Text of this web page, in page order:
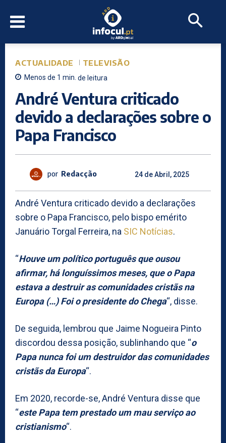
ACTUALIDADE TELEVISÃO
Menos de 1 min. de leitura
André Ventura criticado
devido a declarações sobre o
Papa Francisco
por Redacção 24 de Abril, 2025
André Ventura criticado devido a declarações
sobre o Papa Francisco, pelo bispo emérito
Januário Torgal Ferreira, na SIC Notícias.
“Houve um político português que ousou
afirmar, há longuíssimos meses, que o Papa
estava a destruir as comunidades cristãs na
Europa (…) Foi o presidente do Chega“, disse.
De seguida, lembrou que Jaime Nogueira Pinto
discordou dessa posição, sublinhando que “o
Papa nunca foi um destruidor das comunidades
cristãs da Europa“.
Em 2020, recorde-se, André Ventura disse que
“este Papa tem prestado um mau serviço ao
cristianismo“.